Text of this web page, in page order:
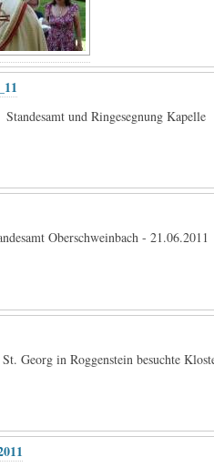
Standesamt und Ringesegnung Kapelle
Oberschweinbach - 21.06.2011
Georg in Roggenstein besuchte